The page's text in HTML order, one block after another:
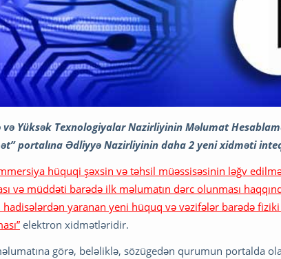
Yüksək Texnologiyalar Nazirliyinin Məlumat
portalına Ədliyyə Nazirliyinin daha 2 yeni xidməti
hüquqi şəxsin və təhsil müəssisəsinin ləğv
və müddəti barədə ilk məlumatın dərc olunması
yaranan yeni hüquq və vəzifələr barədə
elektron xidmətləridir.
görə, beləliklə, sözügedən qurumun portalda